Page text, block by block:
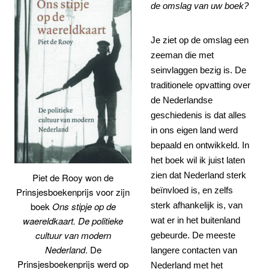
Piet de Rooy won de
Prinsjesboekenprijs voor zijn
boek Ons stipje op de
waereldkaart. De politieke
cultuur van modern
Nederland. De
Prinsjesboekenprijs werd op
de omslag van uw boek?
Je ziet op de omslag een
zeeman die met
seinvlaggen bezig is. De
traditionele opvatting over
de Nederlandse
geschiedenis is dat alles
in ons eigen land werd
bepaald en ontwikkeld. In
het boek wil ik juist laten
zien dat Nederland sterk
beïnvloed is, en zelfs
sterk afhankelijk is, van
wat er in het buitenland
gebeurde. De meeste
langere contacten van
Nederland met het